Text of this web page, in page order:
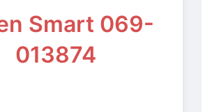
Smart 069-
013874